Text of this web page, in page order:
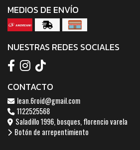
MEDIOS DE ENVÍO
NUESTRAS REDES SOCIALES
CONTACTO
lean.6roid@gmail.com
1122525568
Saladillo 1996, bosques, florencio varela
Botón de arrepentimiento